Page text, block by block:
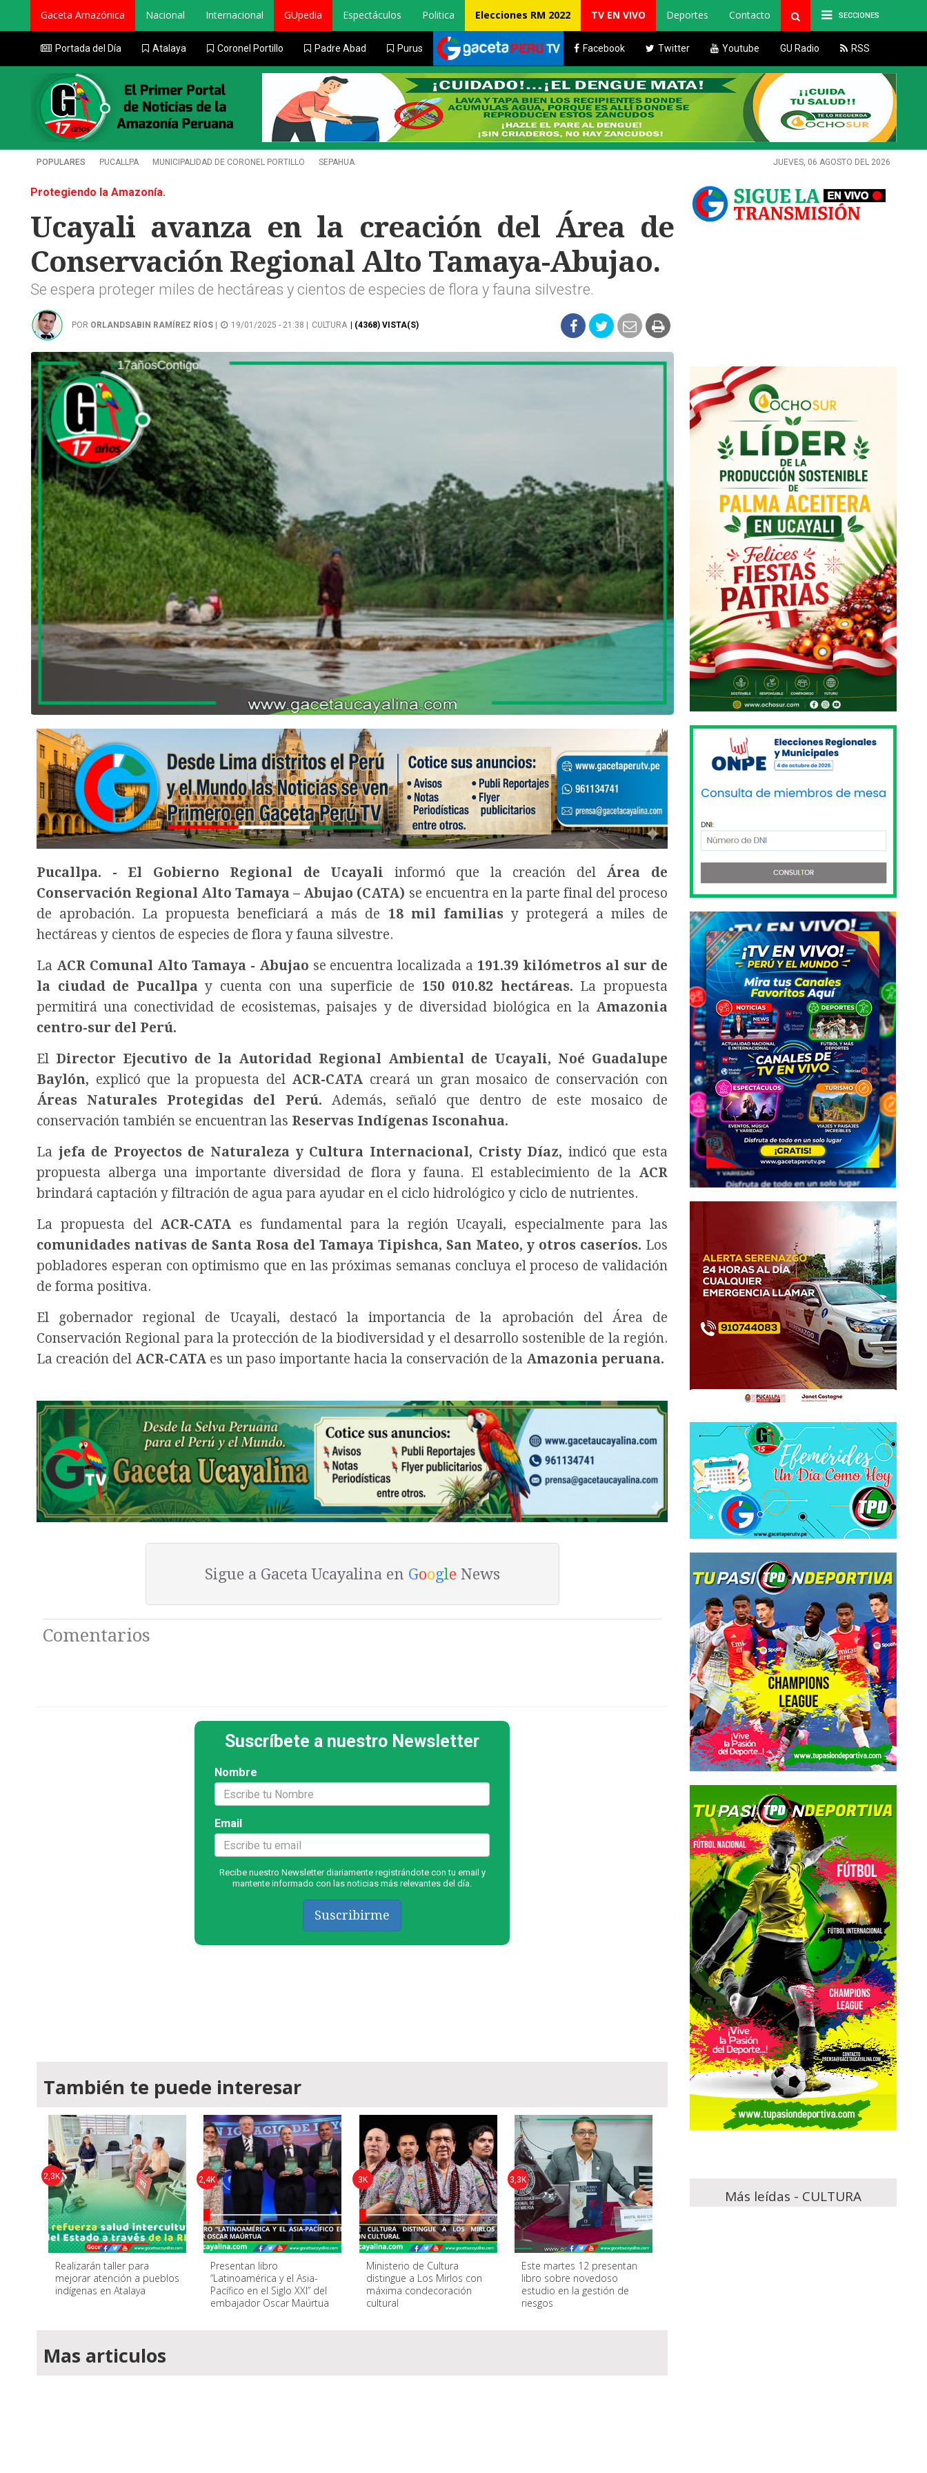
SECCIONES
Gaceta Amazónica Nacional Internacional GUpedia Espectáculos Politica Elecciones RM 2022 TV EN VIVO Deportes Contacto
Portada del Día Atalaya Coronel Portillo Padre Abad Purus Facebook Twitter Youtube GU Radio RSS
POPULARES PUCALLPA MUNICIPALIDAD DE CORONEL PORTILLO SEPAHUA JUEVES, 06 AGOSTO DEL 2026
Protegiendo la Amazonía.
Ucayali avanza en la creación del Área de
Conservación Regional Alto Tamaya-Abujao.
Se espera proteger miles de hectáreas y cientos de especies de flora y fauna silvestre.
POR ORLANDSABIN RAMÍREZ RÍOS 19/01/2025 - 21:38 | CULTURA | (4368) VISTA(S)
Pucallpa. - El Gobierno Regional de Ucayali informó que la creación del Área de
Conservación Regional Alto Tamaya – Abujao (CATA) se encuentra en la parte final del proceso
de aprobación. La propuesta beneficiará a más de 18 mil familias y protegerá a miles de
hectáreas y cientos de especies de flora y fauna silvestre.
La ACR Comunal Alto Tamaya - Abujao se encuentra localizada a 191.39 kilómetros al sur de
la ciudad de Pucallpay cuenta con una superficie de 150 010.82 hectáreas. La propuesta
permitirá una conectividad de ecosistemas, paisajes y de diversidad biológica en la Amazonia
centro-sur del Perú.
El Director Ejecutivo de la Autoridad Regional Ambiental de Ucayali, Noé Guadalupe
Baylón, explicó que la propuesta del ACR-CATA creará un gran mosaico de conservación con
Áreas Naturales Protegidas del Perú. Además, señaló que dentro de este mosaico de
conservación también se encuentran las Reservas Indígenas Isconahua.
La jefa de Proyectos de Naturaleza y Cultura Internacional, Cristy Díaz, indicó que esta
propuesta alberga una importante diversidad de flora y fauna. El establecimiento de la ACR
brindará captación y filtración de agua para ayudar en el ciclo hidrológico y ciclo de nutrientes.
La propuesta del ACR-CATA es fundamental para la región Ucayali, especialmente para las
comunidades nativas de Santa Rosa del Tamaya Tipishca, San Mateo, y otros caseríos. Los
pobladores esperan con optimismo que en las próximas semanas concluya el proceso de validación
de forma positiva.
El gobernador regional de Ucayali, destacó la importancia de la aprobación del Área de
Conservación Regional para la protección de la biodiversidad y el desarrollo sostenible de la región.
La creación del ACR-CATA es un paso importante hacia la conservación de la Amazonia peruana.
Sigue a Gaceta Ucayalina en GoogleNews
Comentarios
Suscríbete a nuestro Newsletter
Nombre
Email
Recibe nuestro Newsletter diariamente registrándote con tu email y
mantente informado con las noticias más relevantes del día.
Suscribirme
También te puede interesar
Realizarán taller para
mejorar atención a pueblos
indígenas en Atalaya
2,3K
Presentan libro
“Latinoamérica y el Asia-
Pacífico en el Siglo XXI” del
embajador Oscar Maúrtua
2,4K
Ministerio de Cultura
distingue a Los Mirlos con
máxima condecoración
cultural
3K
Este martes 12 presentan
libro sobre novedoso
estudio en la gestión de
riesgos
3,3K
Mas articulos
Más leídas - CULTURA